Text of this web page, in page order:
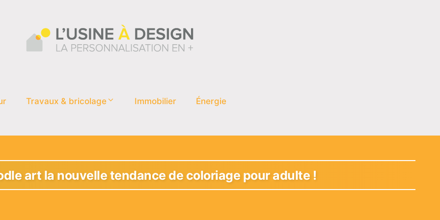
Travaux & bricolage Immobilier Énergie
art la nouvelle tendance de coloriage pour adulte !